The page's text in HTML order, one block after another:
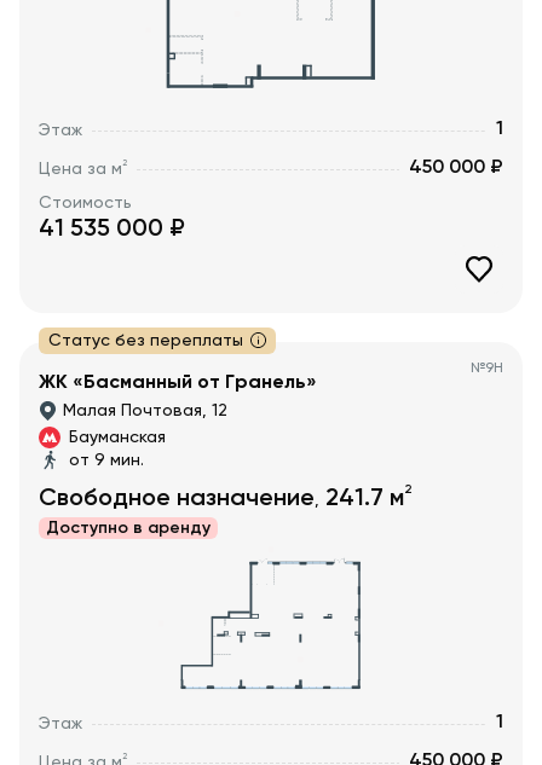
Этаж 1
Цена за м2 450 000 ₽
Стоимость
41 535 000 ₽
Статус без переплаты
№9Н
ЖК «Басманный от Гранель»
Малая Почтовая, 12
Бауманская
от 9 мин.
Свободное назначение 241.7 м2
Доступно в аренду
Этаж 1
2 450 000 ₽